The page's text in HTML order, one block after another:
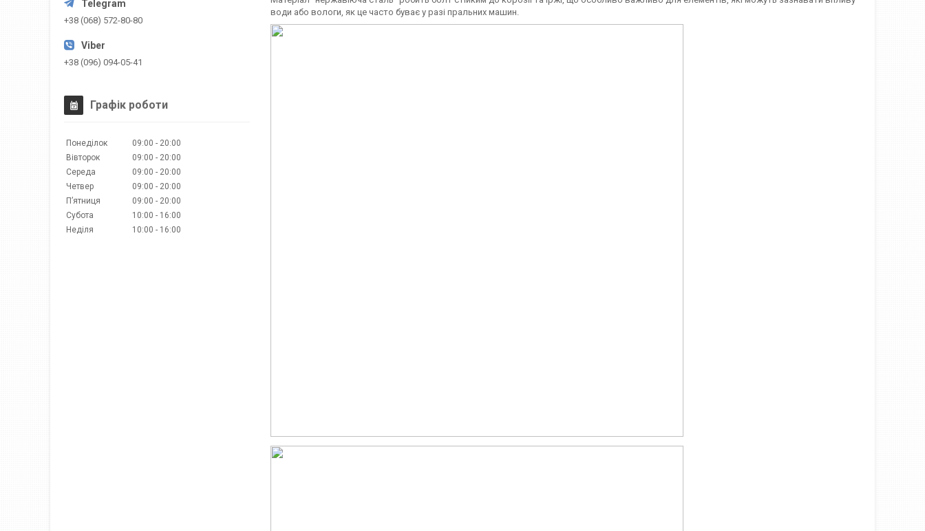
води або вологи, як це часто буває у разі пральних машин.
+38 (068) 572-80-80
+38 (096) 094-05-41
Графік роботи
Понеділок 09:00
20:00
Вівторок
09:00
20:00
Середа
09:00
20:00
Четвер
09:00
20:00
Пʼятниця
09:00
20:00
Субота
10:00
16:00
Неділя
10:00 16:00